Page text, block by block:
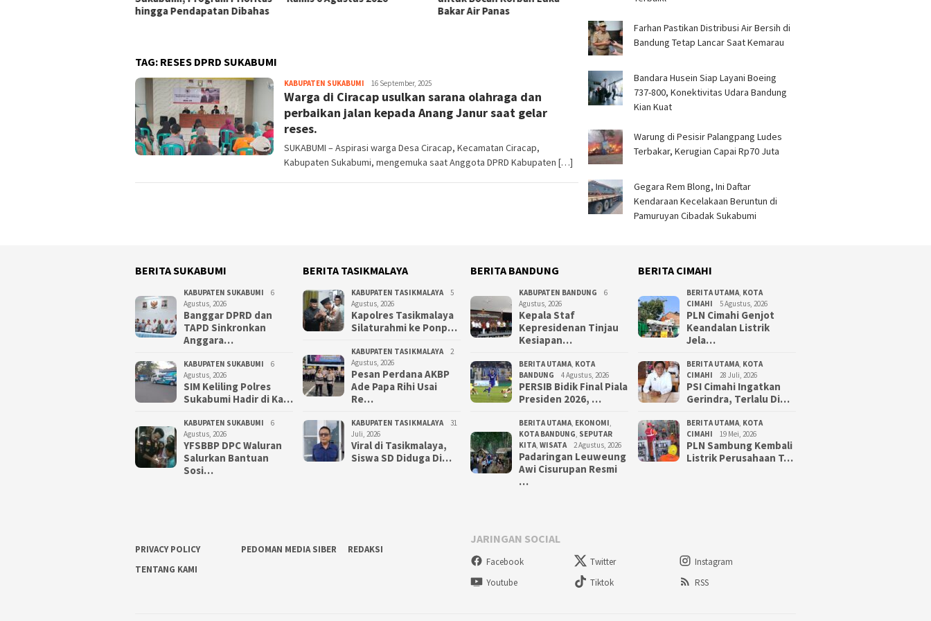
hingga Pendapatan Dibahas
Bakar Air Panas
Bandung
TAG: RESES DPRD SUKABUMI
KABUPATEN SUKABUMI redaktur
16 September, 2025
Warga di Ciracap usulkan sarana olahraga dan
perbaikan jalan kepada Anang Janur saat gelar
reses.
SUKABUMI – Aspirasi warga Desa Ciracap, Kecamatan Ciracap,
Kabupaten Sukabumi, mengemuka saat Anggota DPRD Kabupaten […]
Farhan Pastikan Distribusi Air Bersih di
Bandung Tetap Lancar Saat Kemarau
Bandara Husein Siap Layani Boeing
737-800, Konektivitas Udara Bandung
Kian Kuat
Warung di Pesisir Palangpang Ludes
Terbakar, Kerugian Capai Rp70 Juta
Gegara Rem Blong, Ini Daftar
Kendaraan Kecelakaan Beruntun di
Pamuruyan Cibadak Sukabumi
BERITA SUKABUMI
KABUPATEN SUKABUMI
6
Agustus, 2026
Banggar DPRD dan
TAPD Sinkronkan
Anggara…
KABUPATEN SUKABUMI
6
Agustus, 2026
SIM Keliling Polres
Sukabumi Hadir di Ka…
KABUPATEN SUKABUMI
6
Agustus, 2026
YFSBBP DPC Waluran
Salurkan Bantuan
Sosi…
BERITA TASIKMALAYA
KABUPATEN TASIKMALAYA
5
Agustus, 2026
Kapolres Tasikmalaya
Silaturahmi ke Ponp…
KABUPATEN TASIKMALAYA
2
Agustus, 2026
Pesan Perdana AKBP
Ade Papa Rihi Usai
Re…
KABUPATEN TASIKMALAYA
31
Juli, 2026
Viral di Tasikmalaya,
Siswa SD Diduga Di…
BERITA BANDUNG
KABUPATEN BANDUNG
6
Agustus, 2026
Kepala Staf
Kepresidenan Tinjau
Kesiapan…
BERITA UTAMA, KOTA
BANDUNG
4 Agustus, 2026
PERSIB Bidik Final Piala
Presiden 2026, …
BERITA UTAMA, EKONOMI,
KOTA BANDUNG, SEPUTAR
KITA, WISATA 2 Agustus, 2026
Padaringan Leuweung
Awi Cisurupan Resmi
…
BERITA CIMAHI
BERITA UTAMA, KOTA
CIMAHI
5 Agustus, 2026
PLN Cimahi Genjot
Keandalan Listrik
Jela…
BERITA UTAMA, KOTA
CIMAHI
28 Juli, 2026
PSI Cimahi Ingatkan
Gerindra, Terlalu Di…
BERITA UTAMA, KOTA
CIMAHI
19 Mei, 2026
PLN Sambung Kembali
Listrik Perusahaan T…
PRIVACY POLICY PEDOMAN MEDIA SIBER
REDAKSI
TENTANG KAMI
JARINGAN SOCIAL
Facebook Twitter
Instagram
Youtube
Tiktok RSS